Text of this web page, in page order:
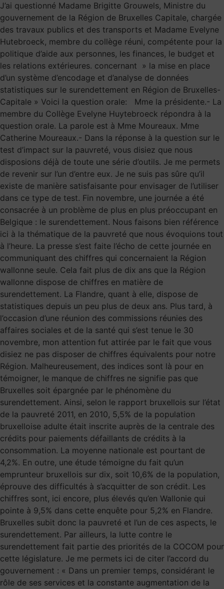
J’ai questionné Madame Brigitte Grouwels, Ministre du
gouvernement de la Région de Bruxelles Capitale, chargée
des travaux publics et des transports et Madame Evelyne
Hutebroeck, membre du collège réuni, compétente pour la
politique d’aide aux personnes, les finances, le budget et
les relations extérieures. concernant » la mise en place
d’un système d’encodage et d’analyse de données
statistiques sur le surendettement en Région de Bruxelles-
Capitale » Voici la question orale: Mme la présidente.- La
membre du Collège Evelyne Huytebroeck répondra à la
question orale. La parole est à Mme Moureaux. Mme
Catherine Moureaux.- Dans la réponse à la question sur le
test d’impact sur la pauvreté, vous disiez que nous
disposions déjà de toute une série d’outils. Je me permets
de revenir sur l’un d’entre eux. Je ne suis pas sûre qu’il
existe de manière satisfaisante pour envisager de l’utiliser
dans ce type de test. Fin novembre, une journée a été
consacrée à un problème de plus en plus préoccupant en
Belgique : le surendettement. Nous faisons bien référence
ici à la thématique de la pauvreté que nous évoquions tout
à l’heure. La presse s’est faite l’écho de cette journée en
communiquant des chiffres qui concernaient la Région
wallonne seule. Cela fait plus de dix ans que la Région
wallonne dispose de chiffres en matière de
surendettement. La Flandre, quant à elle, dispose de
statistiques depuis un peu plus de deux ans. Plus tard, à
l’occasion d’une réunion des commissions réunies des
affaires sociales et de la santé qui s’est tenue le 30
novembre, mon attention fut attirée par le fait que vous
disiez ne pas disposer de chiffres équivalents pour notre
Région. Malheureusement, des indices sont là pour en
témoigner, le manque de chiffres ne signifie pas que
Bruxelles soit épargnée par le phénomène du
surendettement. Ainsi, selon le rapport bruxellois sur l’état
de la pauvreté 2011, en 2010, 5,5% de la population
bruxelloise adulte était inscrite auprès de la centrale des
crédits pour paiements défaillants de crédits à la
consommation. La moyenne nationale est pourtant de
4,2%. En outre, une étude témoigne du fait qu’un
emprunteur bruxellois sur dix, soit 10,6% de la population,
éprouve des difficultés à s’acquitter de son crédit. Les
chiffres sont, ici encore, plus élevés qu’en Wallonie qui
pointe à 9,5% dans cette enquête pour 5,2% en Flandre.
Bruxelles subit donc la pauvreté et l’un de ces aspects, le
surendettement. Par ailleurs, la lutte contre le
surendettement fait partie des priorités de la COCOM pour
cette législature. Je me permets ici de citer l’accord du
gouvernement : « Dans un premier temps, considérant le
rôle de ses services et la constante augmentation de la